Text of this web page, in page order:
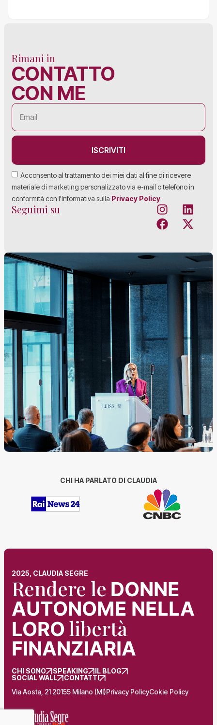
Rimani in
CONTATTO
CON ME
Acconsento al trattamento dei miei dati al fine di ricevere
materiale di marketing personalizzato via e-mail o telefono in
conformità con l'Informativa sulla Privacy Policy
ISCRIVITI
Seguimi su
CHI HA PARLATO DI CLAUDIA
2025, CLAUDIA SEGRE
Rendere le DONNE
AUTONOME NELLA
LORO libertà
FINANZIARIA
CHI SONO SPEAKING
IL BLOG
SOCIAL WALL
CONTATTI
Via Aosta, 21 20155 Milano (MI)Privacy PolicyCokie Policy